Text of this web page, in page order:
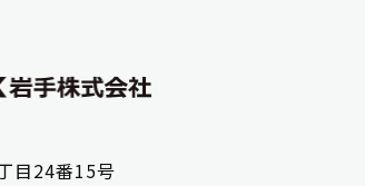
目24番15号